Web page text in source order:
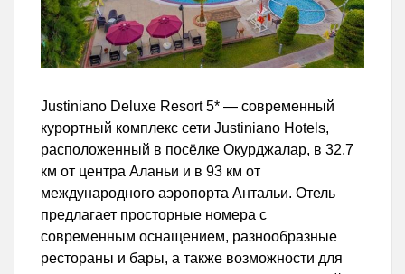
Justiniano Deluxe Resort 5* — современный
курортный комплекс сети Justiniano Hotels,
расположенный в посёлке Окурджалар, в 32,7
км от центра Аланьи и в 93 км от
международного аэропорта Антальи. Отель
предлагает просторные номера с
современным оснащением, разнообразные
рестораны и бары, а также возможности для